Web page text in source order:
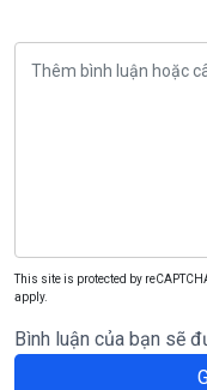
This site is protected by
apply.
Bình luận của bạn sẽ